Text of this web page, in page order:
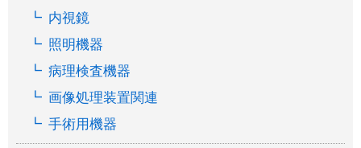
内視鏡
照明機器
病理検査機器
画像処理装置関連
手術用機器